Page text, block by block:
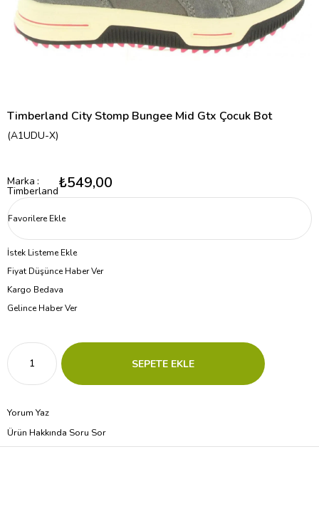
Timberland City Stomp Bungee Mid Gtx Çocuk Bot
(A1UDU-X)
Marka :
Timberland₺549,00
Favorilere Ekle
İstek Listeme Ekle
Fiyat Düşünce Haber Ver
Kargo Bedava
Gelince Haber Ver
Yorum Yaz
Ürün Hakkında Soru Sor